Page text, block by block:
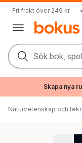
Fri frakt över 249 kr •
Sök bok,
Skapa nya
Naturvetenskap och